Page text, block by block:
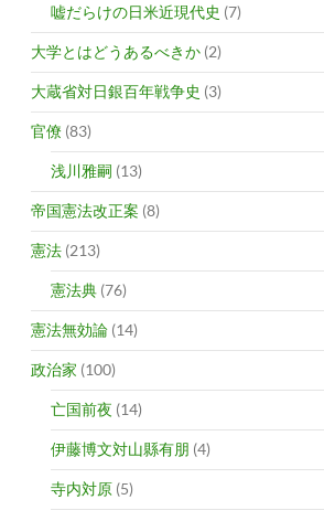
嘘だらけの日米近現代史 (7)
大学とはどうあるべきか (2)
大蔵省対日銀百年戦争史 (3)
官僚 (83)
浅川雅嗣 (13)
帝国憲法改正案 (8)
憲法 (213)
憲法典 (76)
憲法無効論 (14)
政治家 (100)
亡国前夜 (14)
伊藤博文対山縣有朋 (4)
寺内対原 (5)